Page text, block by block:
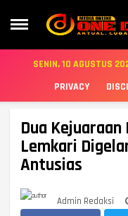
SENIN, 10 AGUSTUS
PRIVACY
Dua
Lemkari
Antusias
Admin Redaksi